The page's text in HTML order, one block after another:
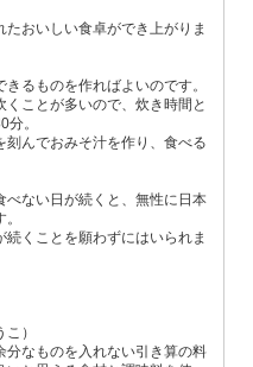
おいしい食卓ができ上がりま
るものを作ればよいのです。
ことが多いので、炊き時間と
。
刻んでおみそ汁を作り、食べる
べない日が続くと、無性に日本
くことを願わずにはいられま
）
分なものを入れない引き算の料